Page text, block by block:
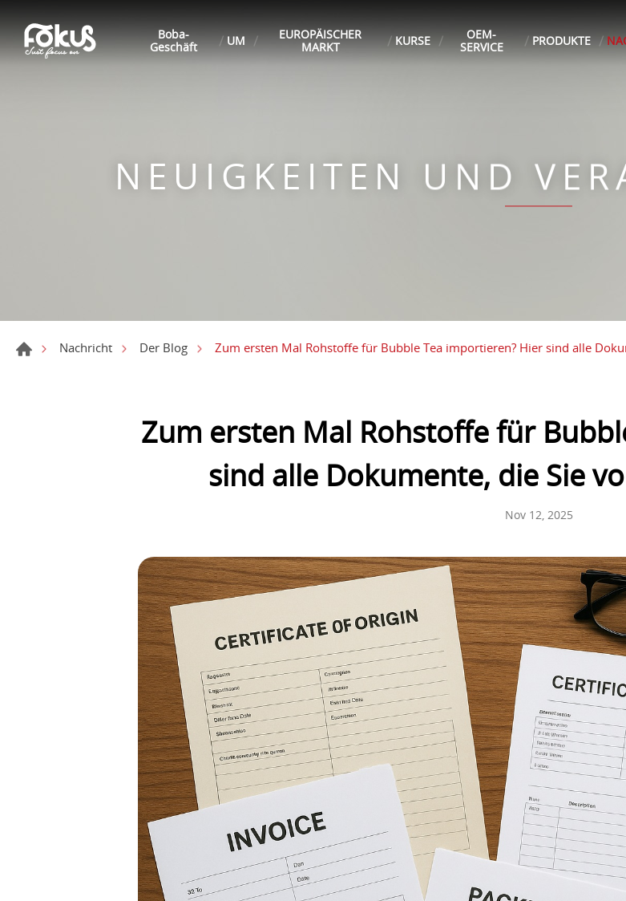
Boba-
Geschäft
UM
EUROPÄISCHER
MARKT
KURSE
OEM-
SERVICE
PRODUKTE
NEUIGKEITEN UND
Nachricht Der Blog Zum ersten Mal Rohstoffe für Bubble Tea importieren? Hier sind alle
Zum ersten Mal Rohstoffe für
sind alle Dokumente, die Sie
Nov 12, 2025